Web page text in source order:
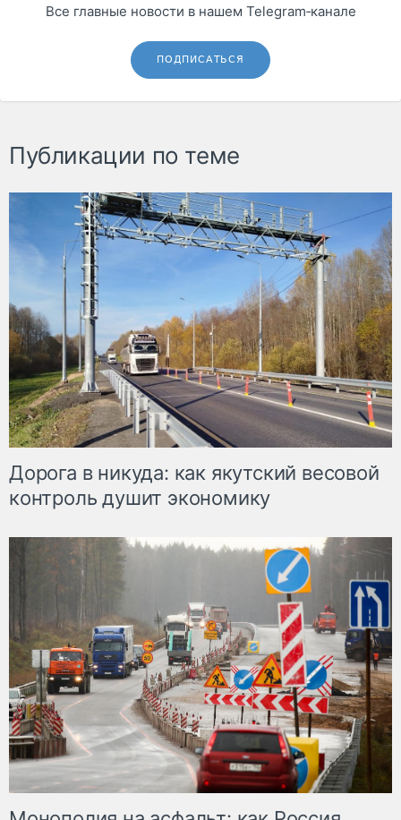
Все главные новости в нашем Telegram‑канале
ПОДПИСАТЬСЯ
Публикации по теме
Дорога в никуда: как якутский весовой
контроль душит экономику